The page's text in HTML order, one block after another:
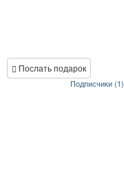
Послать подарок
Подписчики (1)